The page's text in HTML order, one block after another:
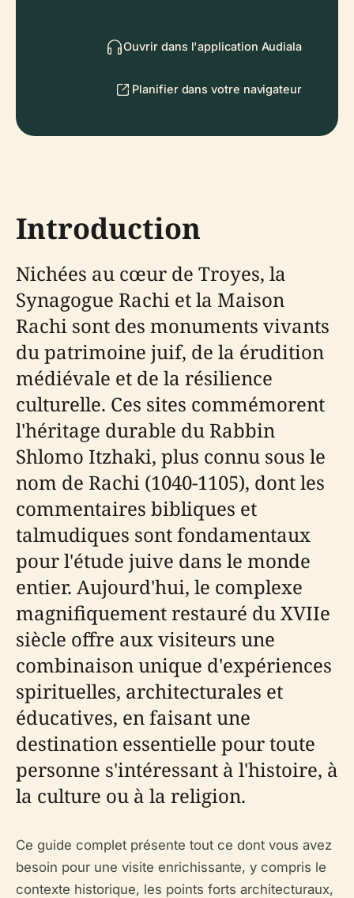
Ouvrir dans l'application Audiala
Planifier dans votre navigateur
Introduction
Nichées au cœur de Troyes, la
Synagogue Rachi et la Maison
Rachi sont des monuments vivants
du patrimoine juif, de la érudition
médiévale et de la résilience
culturelle. Ces sites commémorent
l'héritage durable du Rabbin
Shlomo Itzhaki, plus connu sous le
nom de Rachi (1040-1105), dont les
commentaires bibliques et
talmudiques sont fondamentaux
pour l'étude juive dans le monde
entier. Aujourd'hui, le complexe
magnifiquement restauré du XVIIe
siècle offre aux visiteurs une
combinaison unique d'expériences
spirituelles, architecturales et
éducatives, en faisant une
destination essentielle pour toute
personne s'intéressant à l'histoire, à
la culture ou à la religion.
Ce guide complet présente tout ce dont vous avez
besoin pour une visite enrichissante, y compris le
contexte historique, les points forts architecturaux,